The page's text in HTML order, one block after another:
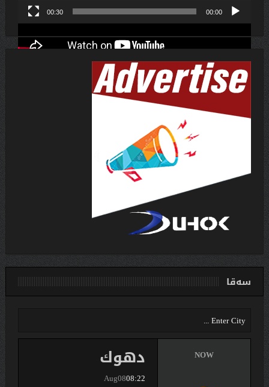
00:00
00:30
سەقا
دهوك
Aug0808:22
NOW